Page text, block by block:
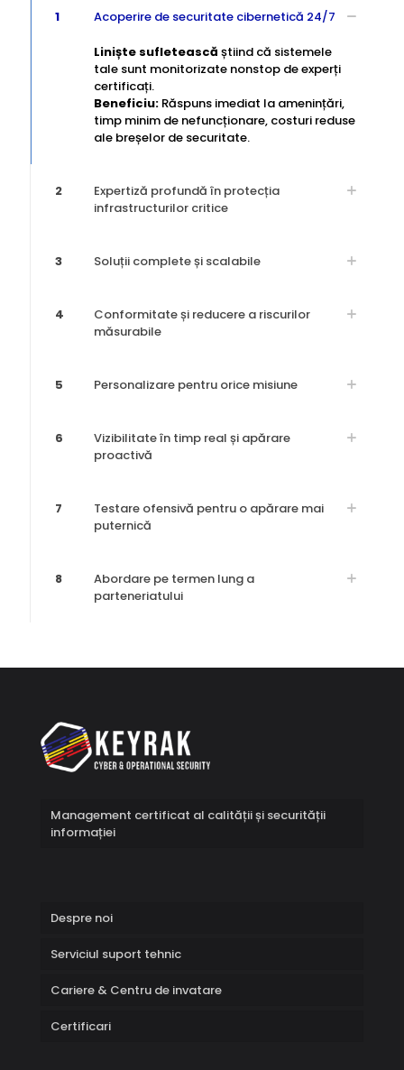
1 Acoperire de securitate cibernetică 24/7
Liniște sufletească știind că sistemele
tale sunt monitorizate nonstop de experți
certificați.
Beneficiu: Răspuns imediat la amenințări,
timp minim de nefuncționare, costuri reduse
ale breșelor de securitate.
2
Expertiză profundă în protecția
infrastructurilor critice
3 Soluții complete și scalabile
4
Conformitate și reducere a riscurilor
măsurabile
5 Personalizare pentru orice misiune
6
Vizibilitate în timp real și apărare
proactivă
7
Testare ofensivă pentru o apărare mai
puternică
8
Abordare pe termen lung a
parteneriatului
Management certificat al calității și securității
informației
Despre noi
Serviciul suport tehnic
Cariere & Centru de invatare
Certificari